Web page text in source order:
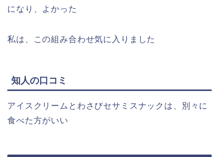
になり、よかった
私は 、この組み合わせ気に入りました
知人の口コミ
アイスクリームとわさびセサミスナックは、
別々に
食べた方がいい